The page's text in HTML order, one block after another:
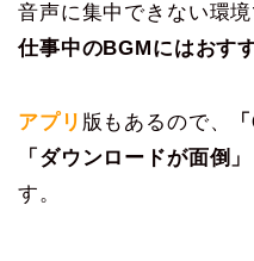
音声に集中できない環
仕事中のBGMにはおす
アプリ 版もあるので、
「ダウンロードが面倒」
す。